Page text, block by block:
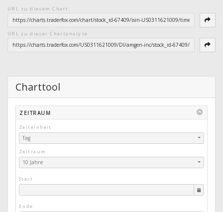
URL zu diesem Chart
URL zu dieser Chartanalyse
Charttool
ZEITRAUM
Zeiteinheit
Tag
Zeitraum
10 Jahre
Start
Ende